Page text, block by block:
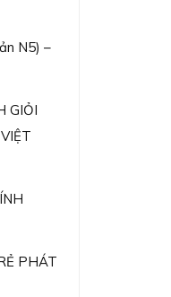
N5) –
GIỎI
PHÁT